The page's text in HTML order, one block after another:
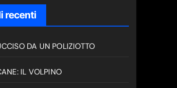
recenti
DA UN POLIZIOTTO
IL VOLPINO